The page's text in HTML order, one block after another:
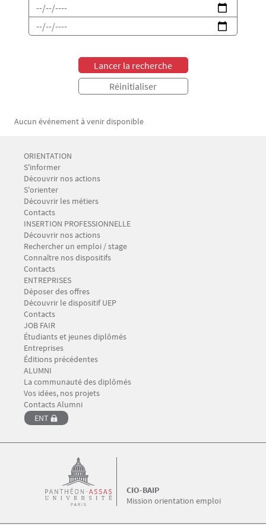
Date de début
Date de fin
Aucun événement à venir disponible
Menu Footer CIO-BAIP 1
ORIENTATION
S'informer
Découvrir nos actions
S'orienter
Découvrir les métiers
Contacts
Menu Footer CIO-BAIP 2
INSERTION PROFESSIONNELLE
Découvrir nos actions
Rechercher un emploi / stage
Connaître nos dispositifs
Contacts
Menu Footer CIO-BAIP 3
ENTREPRISES
Déposer des offres
Découvrir le dispositif UEP
Contacts
Menu Footer CIO-BAIP 4
JOB FAIR
Étudiants et jeunes diplômés
Entreprises
Éditions précédentes
Menu Footer CIO-BAIP 5
ALUMNI
La communauté des diplômés
Vos idées, nos projets
Contacts Alumni
ENT
Mission orientation emploi
CIO-BAIP